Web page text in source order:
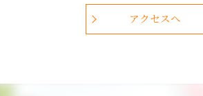
アクセスへ